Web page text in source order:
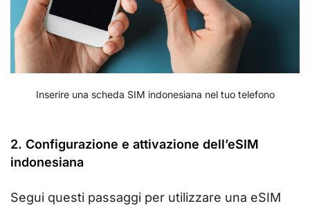
Inserire una scheda SIM indonesiana nel tuo telefono
2. Configurazione e attivazione dell’eSIM
indonesiana
Segui questi passaggi per utilizzare una eSIM